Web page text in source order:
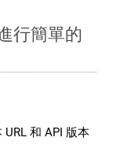
行簡單的
和 API 版本